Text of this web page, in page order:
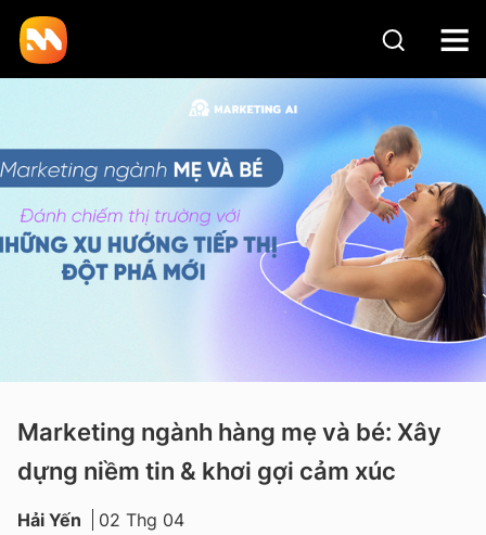
Marketing ngành hàng mẹ và bé: Xây
dựng niềm tin & khơi gợi cảm xúc
Hải Yến 02 Thg 04